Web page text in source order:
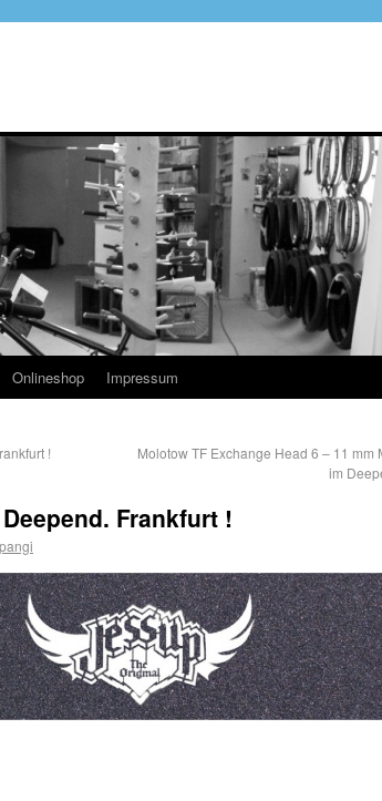
Onlineshop Impressum
!
Molotow TF Exchange Head 6 – 11 mm
im
Frankfurt !